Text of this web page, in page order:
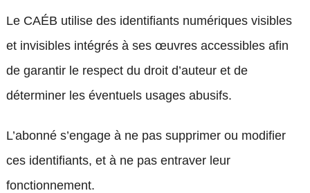
Le CAÉB utilise des identifiants numériques visibles
et invisibles intégrés à ses œuvres accessibles afin
de garantir le respect du droit d’auteur et de
déterminer les éventuels usages abusifs.
L’abonné s’engage à ne pas supprimer ou modifier
ces identifiants, et à ne pas entraver leur
fonctionnement.